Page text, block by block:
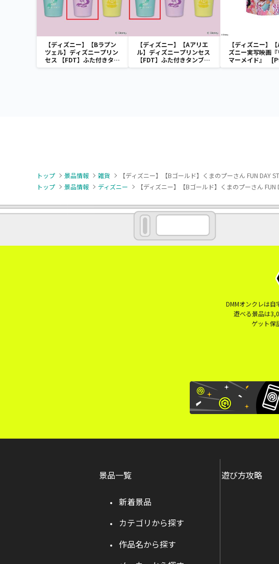
【ディズニー】【Bラプン
ツェル】ディズニープリン
セス 【FDT】ふた付きタン
ブラー
【ディズニー】【Aアリエ
ル】ディズニープリンセス
【FDT】ふた付きタンブラ
ー
【ディズニー】
ズニー実写映画『
マーメイド』
畳みボックスチェ
トップ 景品情報 雑貨
【ディズニー】【Bゴールド】くまのプーさん FUN DAY
トップ
景品情報 ディズニー 【ディズニー】【Bゴールド】くまのプーさん FUN
DMMオンクレは
遊べる景品は
ゲット保
景品一覧
新着景品
カテゴリから探す
作品名から探す
遊び方攻略